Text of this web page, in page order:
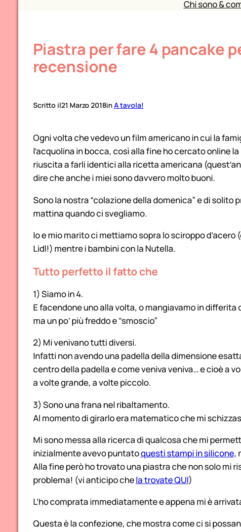
Chi sono &
Piastra per fare 4 pancake
recensione
Scritto il21 Marzo 2018in A tavola!
Ogni volta che vedevo un film americano in cui la
l’acquolina in bocca, così alla fine ho cercato online
riuscita a farli identici alla ricetta americana
dire che anche i miei sono davvero molto buoni.
Sono la nostra “colazione della domenica” e di solito
mattina quando ci svegliamo.
Io e mio marito ci mettiamo sopra lo sciroppo
Lidl!) mentre i bambini con la Nutella.
Tutto perfetto il fatto che
1) Siamo in 4.
E facendone uno alla volta, o mangiavamo in
ma un po’ più freddo e “smoscio”
2) Mi venivano tutti diversi.
Infatti non avendo una padella della dimensione
centro della padella e come veniva veniva… e cioè a
a volte grande, a volte piccolo.
3) Sono una frana nel ribaltamento.
Al momento di girarlo era matematico che mi
Mi sono messa alla ricerca di qualcosa che mi
inizialmente avevo puntatoquesti stampi in silicone,
Alla fine però ho trovato una piastra che non solo mi
problema! (vi anticipo chela trovate QUI)
L’ho comprata immediatamente e appena mi è
Questa è la confezione, che mostra come ci si